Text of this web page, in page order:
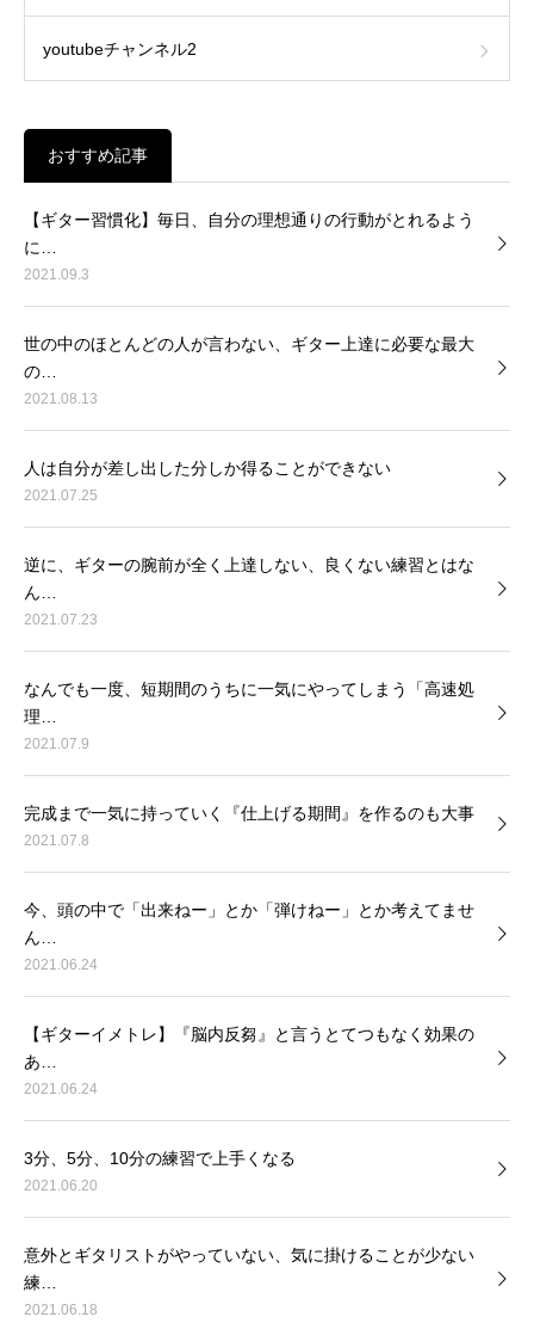
youtubeチャンネル2
おすすめ記事
【ギター習慣化】毎日、自分の理想通りの行動がとれるよう
に…
2021.09.3
世の中のほとんどの人が言わない、ギター上達に必要な最大
の…
2021.08.13
人は自分が差し出した分しか得ることができない
2021.07.25
逆に、ギターの腕前が全く上達しない、良くない練習とはな
ん…
2021.07.23
なんでも一度、短期間のうちに一気にやってしまう「高速処
理…
2021.07.9
完成まで一気に持っていく『仕上げる期間』を作るのも大事
2021.07.8
今、頭の中で「出来ねー」とか「弾けねー」とか考えてませ
ん…
2021.06.24
【ギターイメトレ】『脳内反芻』と言うとてつもなく効果の
あ…
2021.06.24
3分、5分、10分の練習で上手くなる
2021.06.20
意外とギタリストがやっていない、気に掛けることが少ない
練…
2021.06.18